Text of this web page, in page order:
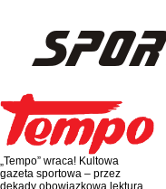
„Tempo” wraca! Kultowa
gazeta sportowa – przez